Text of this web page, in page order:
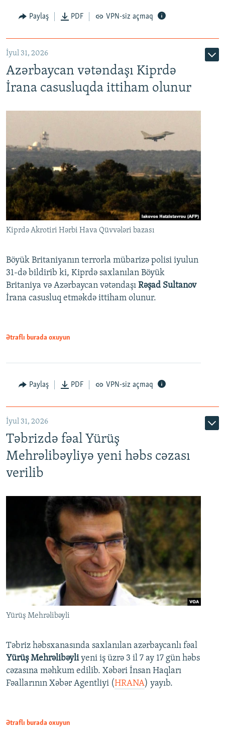
Paylaş PDF VPN-siz açmaq
İyul 31, 2026
Azərbaycan vətəndaşı Kiprdə
İrana casusluqda ittiham olunur
Kiprdə Akrotiri Hərbi Hava Qüvvələri bazası
Böyük Britaniyanın terrorla mübarizə polisi iyulun
31-də bildirib ki, Kiprdə saxlanılan Böyük
Britaniya və Azərbaycan vətəndaşı Rəşad Sultanov
İrana casusluq etməkdə ittiham olunur.
Ətraflı burada oxuyun
Paylaş PDF VPN-siz açmaq
İyul 31, 2026
Təbrizdə fəal Yürüş
Mehrəlibəyliyə yeni həbs cəzası
verilib
Yürüş Mehrəlibəyli
Təbriz həbsxanasında saxlanılan azərbaycanlı fəal
Yürüş Mehrəlibəyliyeni iş üzrə 3 il 7 ay 17 gün həbs
cəzasına məhkum edilib. Xəbəri İnsan Haqları
Fəallarının Xəbər Agentliyi (HRANA) yayıb.
Ətraflı burada oxuyun